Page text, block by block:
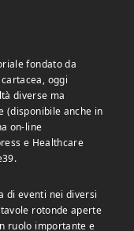
fondato da
oggi
diverse ma
(disponibile anche in
on-line
e Healthcare
di eventi nei diversi
rotonde aperte
ruolo importante e